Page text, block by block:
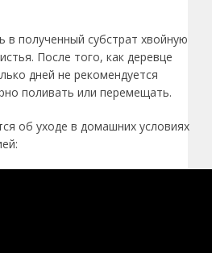
полученный субстрат хвойную
После того, как деревце
дней не рекомендуется
поливать или перемещать.
об уходе в домашних условиях